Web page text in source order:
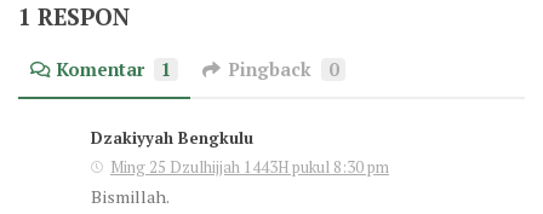
1 RESPON
Komentar 1 Pingback 0
Dzakiyyah Bengkulu
Ming 25 Dzulhijjah 1443H pukul 8:30 pm
Bismillah.